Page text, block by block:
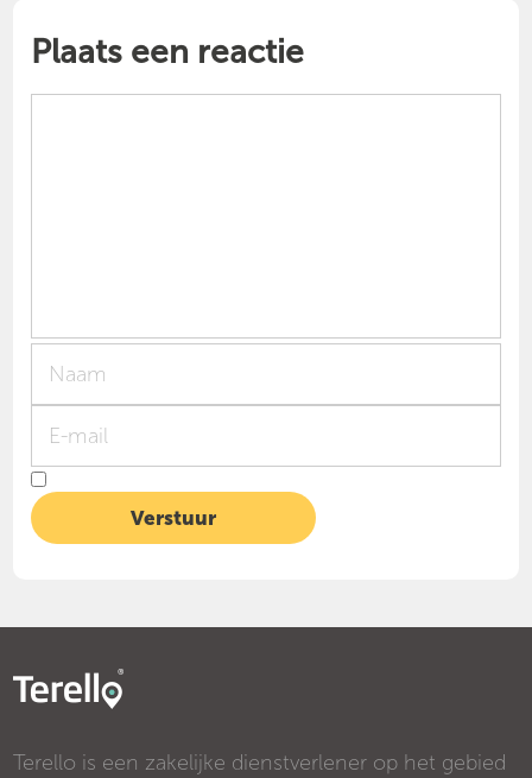
Plaats een reactie
Terello is een zakelijke dienstverlener op het gebied